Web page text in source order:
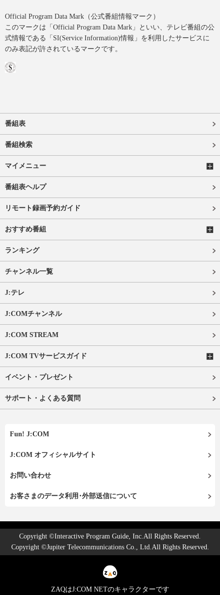
Official Program Data Mark（公式番組情報マーク）
このマークは「Official Program Data Mark」といい、テレビ番組の公
式情報である「SI(Service Information)情報」を利用したサービスに
のみ表記が許されているマークです。
番組表
番組検索
マイメニュー
番組表ヘルプ
リモート録画予約ガイド
おすすめ番組
ランキング
チャンネル一覧
J:テレ
J:COMチャンネル
J:COM STREAM
J:COM TVサービスガイド
イベント・プレゼント
サポート・よくある質問
Fun! J:COM
J:COM オフィシャルサイト
お問い合わせ
お客さまのデータ利用･外部送信について
Copyright ©Interactive Program Guide, Inc.All Rights Reserved.
Copyright ©Jupiter Telecommunications Co., Ltd.All Rights Reserved.
ZAQはJ:COM NETのキャラクターです